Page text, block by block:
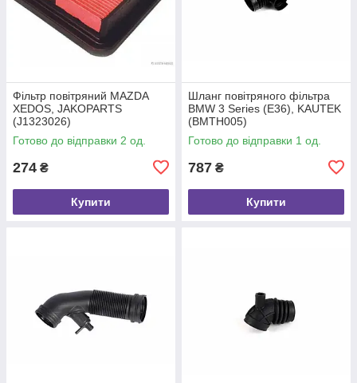
Фільтр повітряний MAZDA
XEDOS, JAKOPARTS
(J1323026)
Готово до відправки 2 од.
274 ₴
Купити
Шланг повітряного фільтра
BMW 3 Series (E36), KAUTEK
(BMTH005)
Готово до відправки 1 од.
787 ₴
Купити